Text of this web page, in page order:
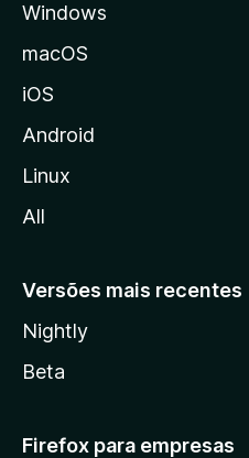
a
z
i
a
Windows
macOS
iOS
Android
Linux
All
Versões mais recentes
Nightly
Beta
Firefox para empresas